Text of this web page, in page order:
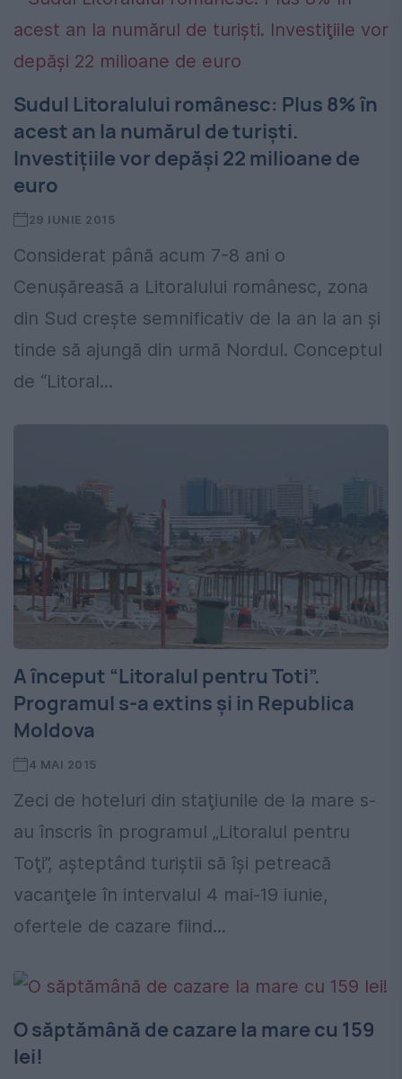
Sudul Litoralului românesc: Plus 8% în
acest an la numărul de turişti.
Investiţiile vor depăşi 22 milioane de
euro
29 IUNIE 2015
Considerat până acum 7-8 ani o
Cenuşăreasă a Litoralului românesc, zona
din Sud creşte semnificativ de la an la an şi
tinde să ajungă din urmă Nordul. Conceptul
de “Litoral...
A început “Litoralul pentru Toti”.
Programul s-a extins şi in Republica
Moldova
4 MAI 2015
Zeci de hoteluri din staţiunile de la mare s-
au înscris în programul „Litoralul pentru
Toţi”, aşteptând turiştii să îşi petreacă
vacanţele în intervalul 4 mai-19 iunie,
ofertele de cazare fiind...
O săptămână de cazare la mare cu 159
lei!